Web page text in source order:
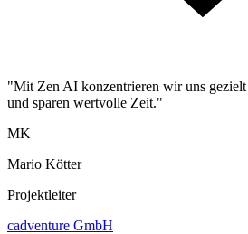
"Mit Zen AI konzentrieren wir uns gezielt
und sparen wertvolle Zeit."
MK
Mario Kötter
Projektleiter
cadventure GmbH